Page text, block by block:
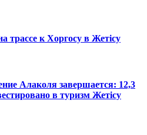
трассе к Хоргосу в Жетісу
Алаколя завершается: 12,3
в туризм Жетісу